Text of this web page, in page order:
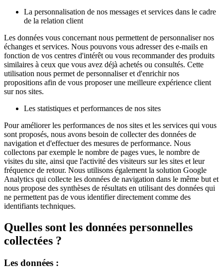
La personnalisation de nos messages et services dans le cadre
de la relation client
Les données vous concernant nous permettent de personnaliser nos
échanges et services. Nous pouvons vous adresser des e-mails en
fonction de vos centres d'intérêt ou vous recommander des produits
similaires à ceux que vous avez déjà achetés ou consultés. Cette
utilisation nous permet de personnaliser et d'enrichir nos
propositions afin de vous proposer une meilleure expérience client
sur nos sites.
Les statistiques et performances de nos sites
Pour améliorer les performances de nos sites et les services qui vous
sont proposés, nous avons besoin de collecter des données de
navigation et d'effectuer des mesures de performance. Nous
collectons par exemple le nombre de pages vues, le nombre de
visites du site, ainsi que l'activité des visiteurs sur les sites et leur
fréquence de retour. Nous utilisons également la solution Google
Analytics qui collecte les données de navigation dans le même but et
nous propose des synthèses de résultats en utilisant des données qui
ne permettent pas de vous identifier directement comme des
identifiants techniques.
Quelles sont les données personnelles
collectées ?
Les données :